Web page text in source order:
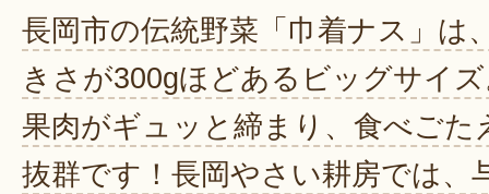
長岡市の伝統野菜「巾着ナス」は
きさが300gほどあるビッグサイ
果肉がギュッと締まり、食べごた
抜群です！長岡やさい耕房では、